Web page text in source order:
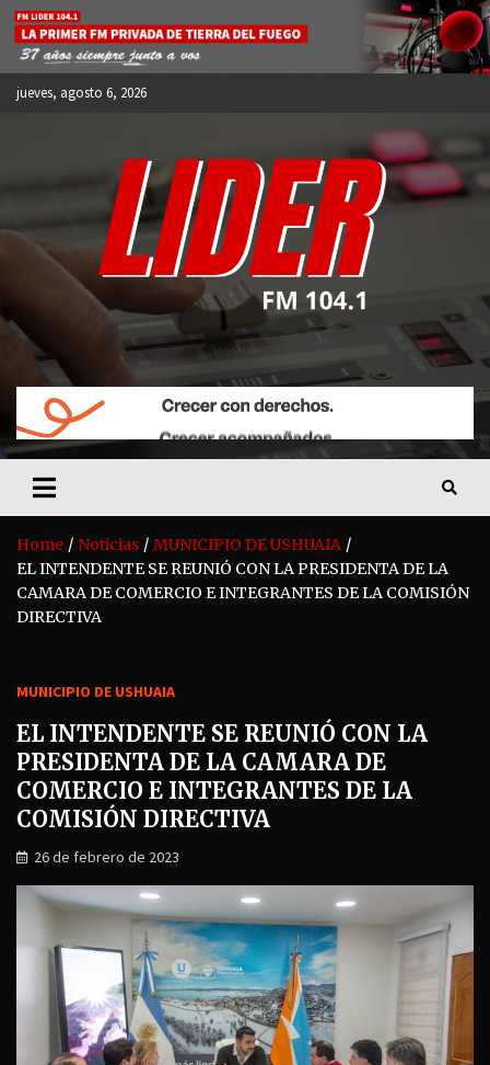
Skip
content
jueves, agosto 6, 2026
FM LIDER 104.1
Home Noticias
MUNICIPIO DE USHUAIA
EL INTENDENTE SE REUNIÓ CON LA PRESIDENTA DE LA
CAMARA DE COMERCIO E INTEGRANTES DE LA COMISIÓN
DIRECTIVA
MUNICIPIO DE USHUAIA
EL INTENDENTE SE REUNIÓ CON LA
PRESIDENTA DE LA CAMARA DE
COMERCIO E INTEGRANTES DE LA
COMISIÓN DIRECTIVA
26 de febrero de 2023